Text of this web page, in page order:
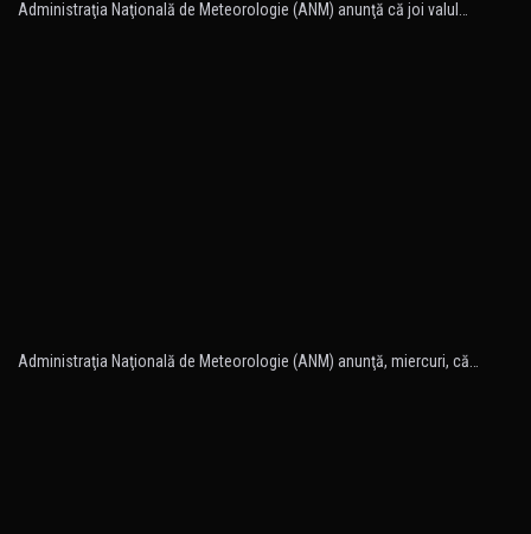
Administraţia Naţională de Meteorologie (ANM) anunţă că joi valul…
Administraţia Naţională de Meteorologie (ANM) anunţă, miercuri, că…